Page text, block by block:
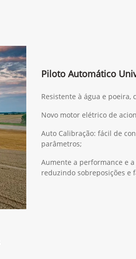
Piloto Automático
Resistente à água e
Novo motor elétrico de
Auto Calibração: fácil de
parâmetros;
Aumente a performance e
reduzindo sobreposições e